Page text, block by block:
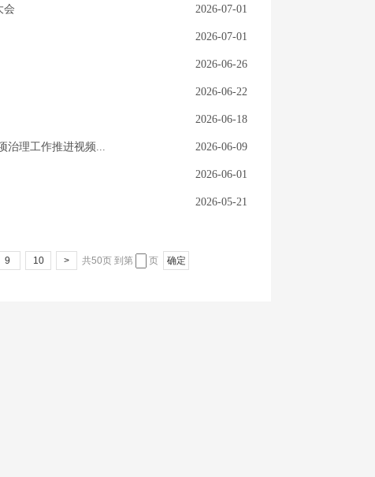
2026-07-01
会
2026-07-01
2026-06-26
2026-06-22
2026-06-18
2026-06-09
治理工作推进视频...
2026-06-01
2026-05-21
9 10 > 共50页 到第 页 确定